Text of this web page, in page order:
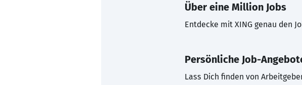
Über eine Million Jobs
Entdecke mit XING genau den
Persönliche Job-
Lass Dich finden von